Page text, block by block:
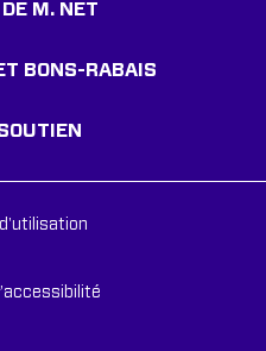
M. NET
BONS-RABAIS